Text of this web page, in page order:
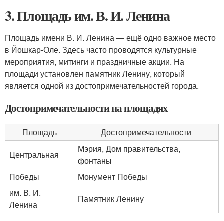
3. Площадь им. В. И. Ленина
Площадь имени В. И. Ленина — ещё одно важное место
в Йошкар-Оле. Здесь часто проводятся культурные
мероприятия, митинги и праздничные акции. На
площади установлен памятник Ленину, который
является одной из достопримечательностей города.
Достопримечательности на площадях
Площадь
Достопримечательности
Центральная
Мэрия, Дом правительства,
фонтаны
Победы
Монумент Победы
им. В. И.
Ленина
Памятник Ленину